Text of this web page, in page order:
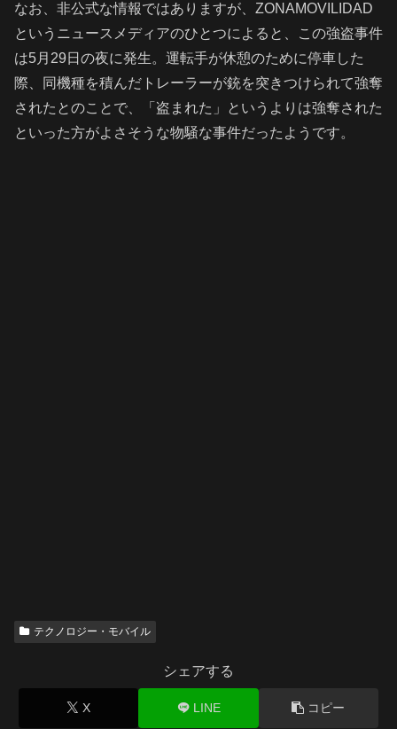
なお、非公式な情報ではありますが、ZONAMOVILIDAD
というニュースメディアのひとつによると、この強盗事件
は5月29日の夜に発生。運転手が休憩のために停車した
際、同機種を積んだトレーラーが銃を突きつけられて強奪
されたとのことで、「盗まれた」というよりは強奪された
といった方がよさそうな物騒な事件だったようです。
テクノロジー・モバイル
シェアする
X LINE コピー